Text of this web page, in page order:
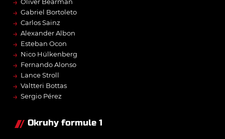
→ Gabriel Bortoleto
→ Carlos Sainz
→ Alexander Albon
→ Esteban Ocon
→ Nico Hülkenberg
→ Fernando Alonso
→ Lance Stroll
→ Valtteri Bottas
→ Sergio Pérez
Okruhy formule 1